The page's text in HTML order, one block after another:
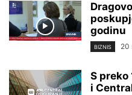
godinu
BIZNIS 20
S
i